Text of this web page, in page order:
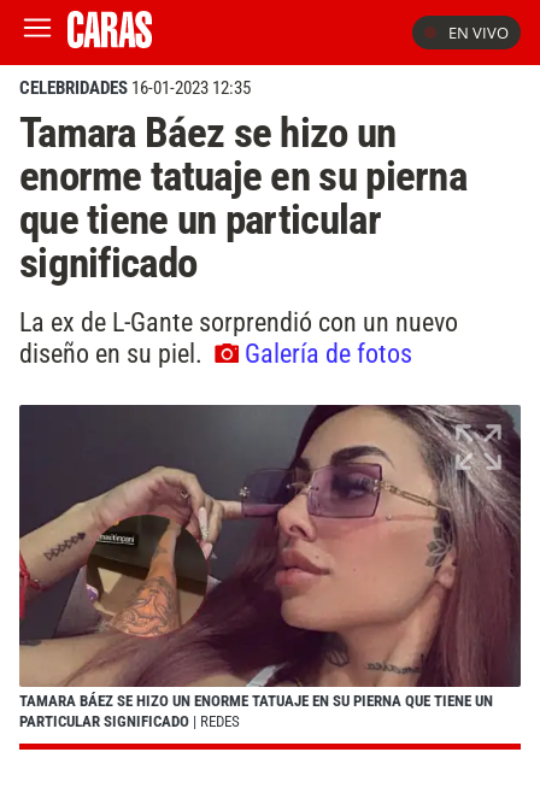
EN VIVO
CELEBRIDADES 16-01-2023 12:35
Tamara Báez se hizo un
enorme tatuaje en su pierna
que tiene un particular
significado
La ex de L-Gante sorprendió con un nuevo
diseño en su piel.
Galería de fotos
TAMARA BÁEZ SE HIZO UN ENORME TATUAJE EN SU PIERNA QUE TIENE UN
PARTICULAR SIGNIFICADO | REDES